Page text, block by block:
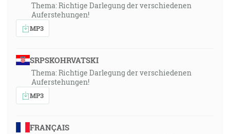
Thema: Richtige Darlegung der verschiedenen
Auferstehungen!
MP3
SRPSKOHRVATSKI
Thema: Richtige Darlegung der verschiedenen
Auferstehungen!
MP3
FRANÇAIS